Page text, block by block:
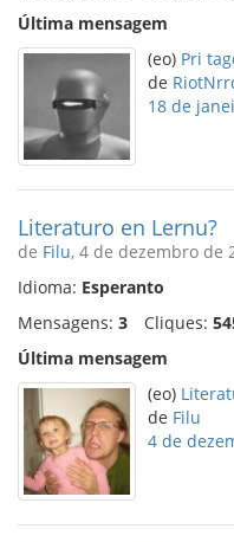
Última mensagem
(eo) Pri
de
18 de
Literaturo en Lernu?
de Filu, 4 de dezembro de
Idioma: Esperanto
Mensagens: 3 Cliques:
Última mensagem
(eo)
de Filu
4 de